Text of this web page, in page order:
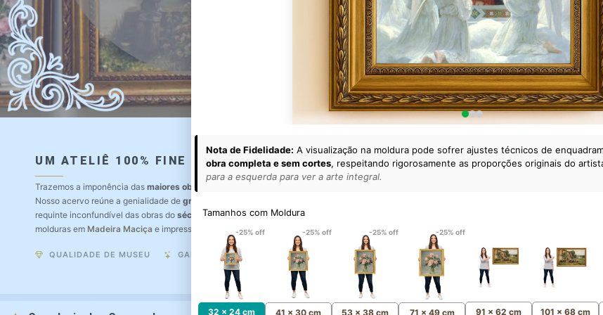
UM ATELIÊ 100% FINE ART
Trazemos a imponência das maiores obras de arte do mundo
Nosso acervo reúne a genialidade de grandes pintores renomados
requinte inconfundível das obras do século XIX. Produção artesanal em
molduras em Madeira Maciça e impressão com Pigmentação Mineral.
QUALIDADE DE MUSEU GARANTIA ETERNA
Nota de Fidelidade: A visualização na moldura pode sofrer ajustes técnicos de
obra completa e sem cortes, respeitando rigorosamente as proporções originais do
para a esquerda para ver a arte integral.
Tamanhos com Moldura
-25% off
32 x 24 cm
-25% off
41 x 30 cm
-25% off
53 x 38 cm
-25% off
71 x 49 cm 91 x 62 cm 101 x 68 cm